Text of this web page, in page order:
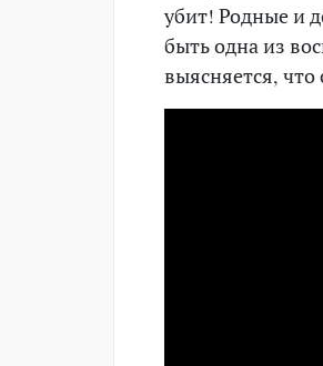
убит! Родные и
быть одна из
выясняется,